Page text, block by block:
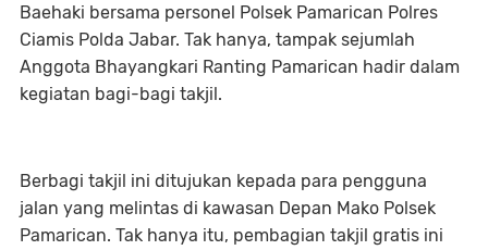
Baehaki bersama personel Polsek Pamarican Polres
Ciamis Polda Jabar. Tak hanya, tampak sejumlah
Anggota Bhayangkari Ranting Pamarican hadir dalam
kegiatan bagi-bagi takjil.
Berbagi takjil ini ditujukan kepada para pengguna
jalan yang melintas di kawasan Depan Mako Polsek
Pamarican. Tak hanya itu, pembagian takjil gratis ini